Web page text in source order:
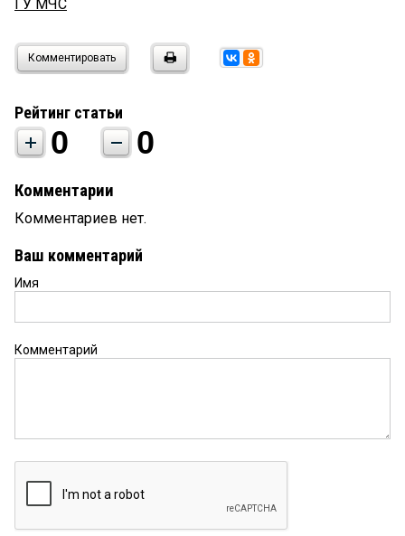
ГУ МЧС
Комментировать
Рейтинг статьи
0 0
Комментарии
Комментариев нет.
Ваш комментарий
Имя
Комментарий